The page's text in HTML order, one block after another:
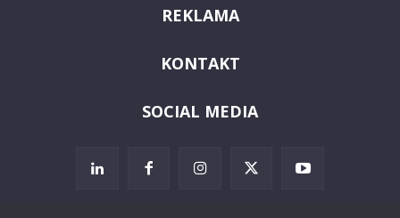
REKLAMA
KONTAKT
SOCIAL MEDIA